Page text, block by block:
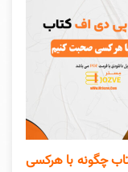
چگونه با هرکسی